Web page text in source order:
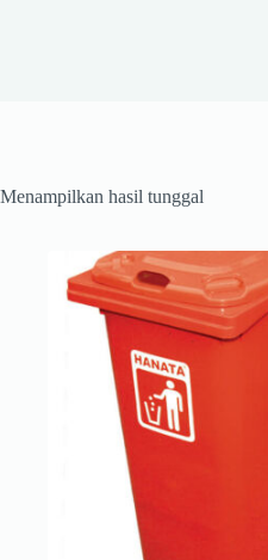
Menampilkan hasil tunggal